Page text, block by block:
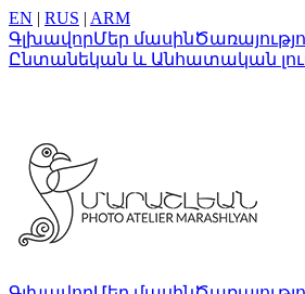
EN | RUS | ARM
ԳլխավորՄեր մասին
Ընտանեկան և Անհատական